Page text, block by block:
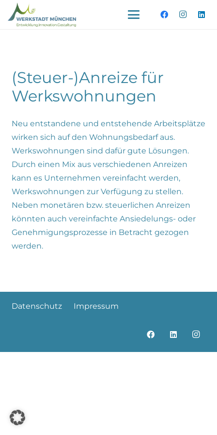
(Steuer-)Anreize für
Werkswohnungen
Neu entstandene und entstehende Arbeitsplätze
wirken sich auf den Wohnungsbedarf aus.
Werkswohnungen sind dafür gute Lösungen.
Durch einen Mix aus verschiedenen Anreizen
kann es Unternehmen vereinfacht werden,
Werkswohnungen zur Verfügung zu stellen.
Neben monetären bzw. steuerlichen Anreizen
könnten auch vereinfachte Ansiedelungs- oder
Genehmigungsprozesse in Betracht gezogen
werden.
Datenschutz Impressum